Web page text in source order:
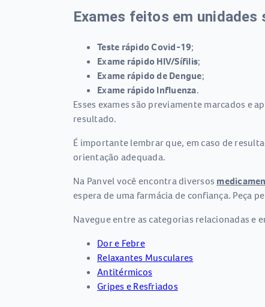
Exames feitos em unidades
Teste rápido Covid-19;
Exame rápido HIV/Sífilis;
Exame rápido de Dengue;
Exame rápido Influenza.
Esses exames são previamente marcados e
resultado.
É importante lembrar que, em caso de
orientação adequada.
Na Panvel você encontra diversos
espera de uma farmácia de confiança. Peça
Navegue entre as categorias relacionadas e
Dor e Febre
Relaxantes Musculares
Antitérmicos
Gripes e Resfriados